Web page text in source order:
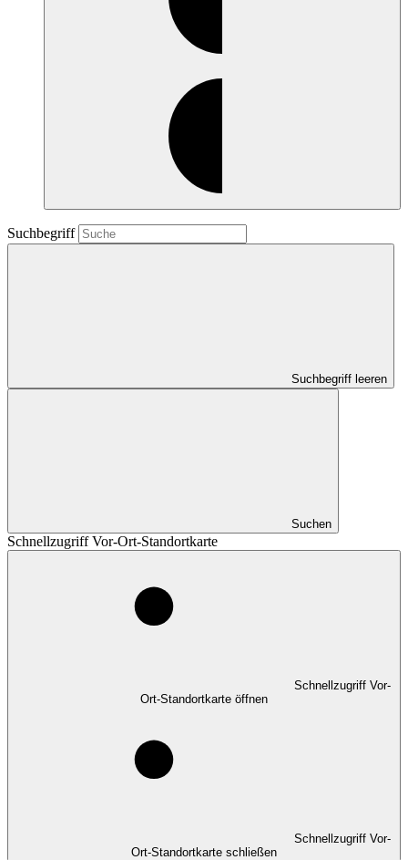
Suchbegriff
Suchbegriff leeren
Suchen
Schnellzugriff Vor-Ort-Standortkarte
Schnellzugriff Vor-
Ort-Standortkarte öffnen
Schnellzugriff Vor-
Ort-Standortkarte schließen